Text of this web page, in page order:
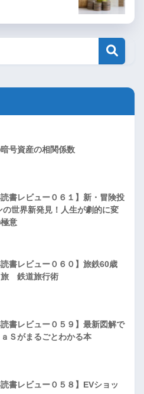
号資産の相関係数
読書レビュー０６１】新・冒険投
の世界新発見！人生が劇的に変
意
読書レビュー０６０】旅鉄60歳
旅 鉄道旅行術
読書レビュー０５９】最新図解で
Ｓがまるごとわかる本
読書レビュー０５８】EVショッ